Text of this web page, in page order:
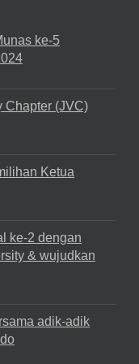
ke-5
Chapter (JVC)
Ketua
ke-2 dengan
& wujudkan
adik-adik